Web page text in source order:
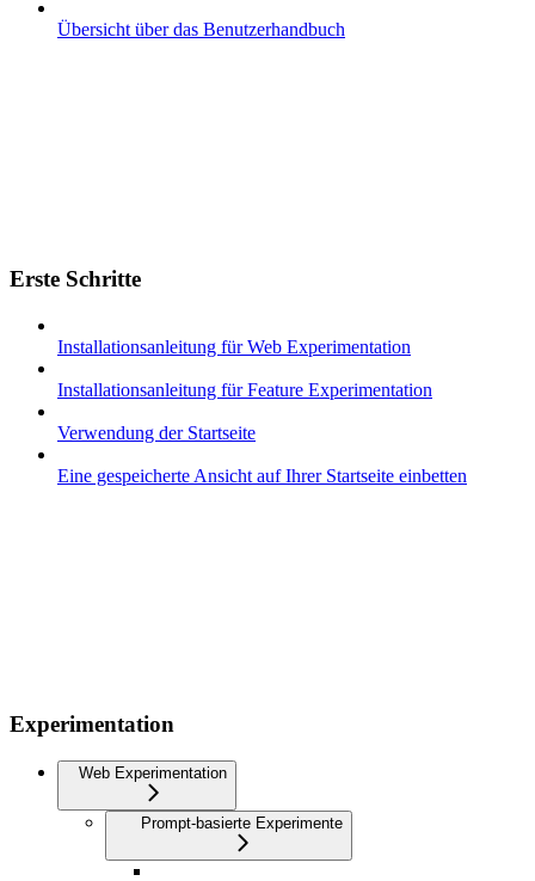
Übersicht über das Benutzerhandbuch
Erste Schritte
Installationsanleitung für Web Experimentation
Installationsanleitung für Feature Experimentation
Verwendung der Startseite
Eine gespeicherte Ansicht auf Ihrer Startseite einbetten
Experimentation
Web Experimentation
Prompt-basierte Experimente